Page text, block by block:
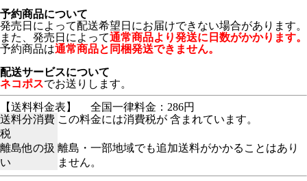
予約商品について
発売日によって配送希望日にお届けできない場合があります。
また、発売日によって通常商品より発送に日数がかかります。
予約商品は通常商品と同梱発送できません。
配送サービスについて
ネコポスでお送りします。
【送料料金表】
全国一律料金：286円
送料分消費
税
この料金には消費税が 含まれています。
離島他の扱
い
離島・一部地域でも追加送料がかかることはあり
ません。